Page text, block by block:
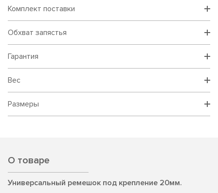
Комплект поставки
Обхват запястья
Гарантия
Вес
Размеры
О товаре
Универсальный ремешок под крепление 20мм.